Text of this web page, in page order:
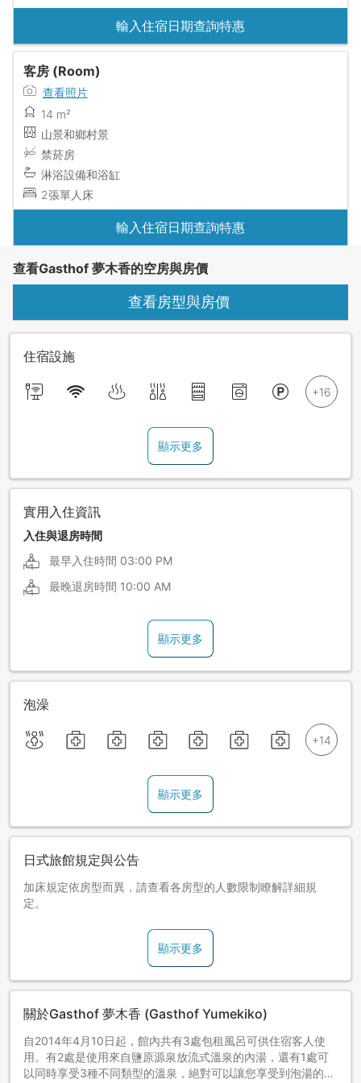
輸入住宿日期查詢特惠
客房 (Room)
查看照片
14 m²
山景和鄉村景
禁菸房
淋浴設備和浴缸
2張單人床
輸入住宿日期查詢特惠
查看Gasthof 夢木香的空房與房價
查看房型與房價
住宿設施
顯示更多
實用入住資訊
入住與退房時間
最早入住時間 03:00 PM
最晚退房時間 10:00 AM
顯示更多
泡澡
顯示更多
日式旅館規定與公告
加床規定依房型而異，請查看各房型的人數限制瞭解詳細規
定。
顯示更多
關於Gasthof 夢木香 (Gasthof Yumekiko)
自2014年4月10日起，館內共有3處包租風呂可供住宿客人使
用。有2處是使用來自鹽原源泉放流式溫泉的內湯，還有1處可
以同時享受3種不同類型的溫泉，絕對可以讓您享受到泡湯的樂